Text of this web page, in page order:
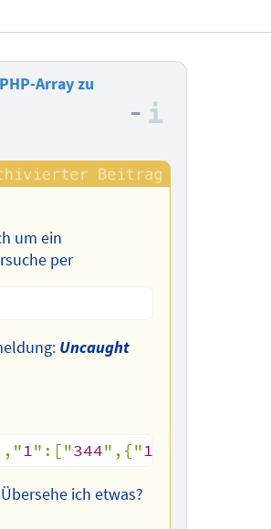
Array zu
–
um ein
per
Uncaught
1":["344",{"1
ich etwas?